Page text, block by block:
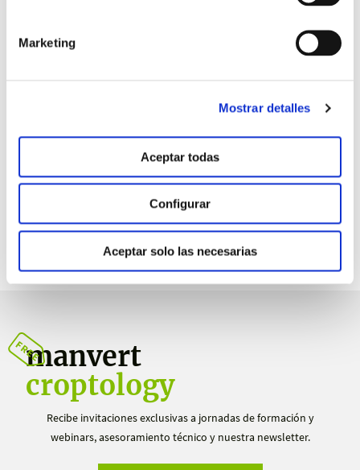
Marketing
Mostrar detalles
Aceptar todas
Configurar
Aceptar solo las necesarias
manvert
croptology
Recibe invitaciones exclusivas a jornadas de formación y
webinars, asesoramiento técnico y nuestra newsletter.